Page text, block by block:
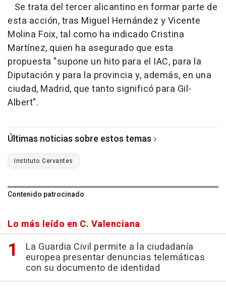
Se trata del tercer alicantino en formar parte de
esta acción, tras Miguel Hernández y Vicente
Molina Foix, tal como ha indicado Cristina
Martínez, quien ha asegurado que esta
propuesta "supone un hito para el IAC, para la
Diputación y para la provincia y, además, en una
ciudad, Madrid, que tanto significó para Gil-
Albert".
Últimas noticias sobre estos temas
Instituto Cervantes
Contenido patrocinado
Lo más leído en C. Valenciana
La Guardia Civil permite a la ciudadanía
europea presentar denuncias telemáticas
con su documento de identidad